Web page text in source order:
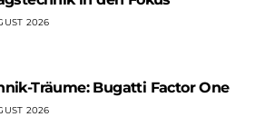
2026
Träume: Bugatti Factor One
2026